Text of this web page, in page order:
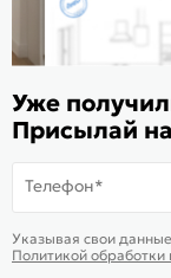
ИКС 1180
© 2015—2026
Пользовательское
Карта сайта
технологии
Уже
Присылай
Телефон*
Указывая свои
Политикой